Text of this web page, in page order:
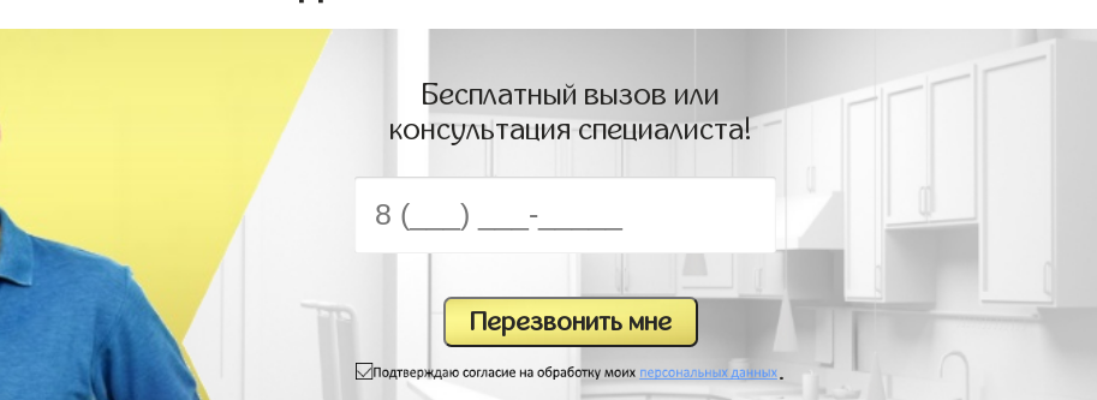
Бесплатный вызов или
консультация специалиста!
.